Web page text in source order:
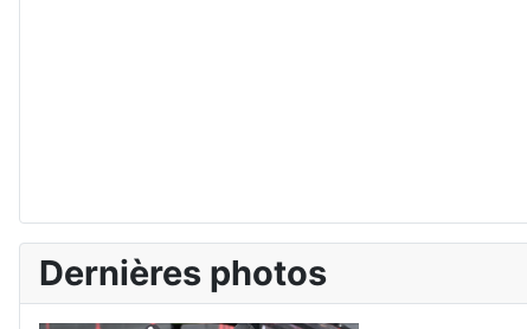
Dernières photos